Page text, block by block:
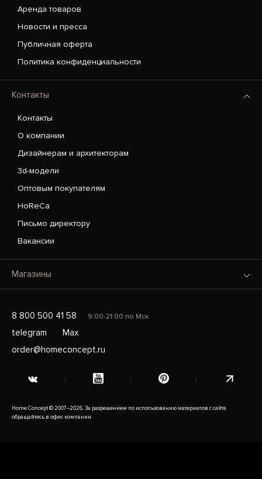
Аренда товаров
Новости и пресса
Публичная оферта
Политика конфиденциальности
Контакты
Контакты
О компании
Дизайнерам и архитекторам
3d-модели
Оптовым покупателям
HoReCa
Письмо директору
Вакансии
Магазины
8 800 500 41 58 9:00-21:00 по Мск
telegram
Max
order@homeconcept.ru
Home Concept © 2007–2026. За разрешением по использованию материалов с сайта
обращайтесь в офис компании.